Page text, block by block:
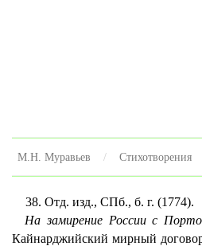
М.Н. Муравьев Стихотворения
38. Отд. изд., СПб., б. г. (1774).
На замирение России с
Кайнарджийский мирный